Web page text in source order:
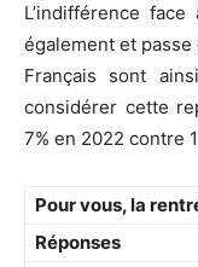
L’indifférence
également et passe
Français sont
considérer cette
7% en 2022 contre
Pour vous, la
Réponses